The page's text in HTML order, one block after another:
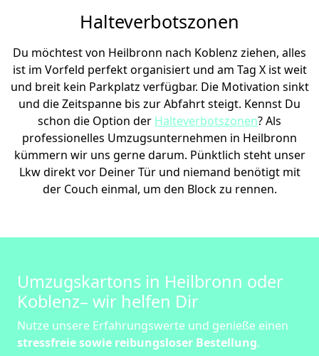
Halteverbotszonen
Du möchtest von Heilbronn nach Koblenz ziehen, alles
ist im Vorfeld perfekt organisiert und am Tag X ist weit
und breit kein Parkplatz verfügbar. Die Motivation sinkt
und die Zeitspanne bis zur Abfahrt steigt. Kennst Du
schon die Option der Halteverbotszonen? Als
professionelles Umzugsunternehmen in Heilbronn
kümmern wir uns gerne darum. Pünktlich steht unser
Lkw direkt vor Deiner Tür und niemand benötigt mit
der Couch einmal, um den Block zu rennen.
Umzugskartons in Heilbronn oder
Koblenz– wir helfen Dir
Nutze unsere Erfahrungswerte und genieße einen
stressfreie sowie reibungsloser Bestellung.